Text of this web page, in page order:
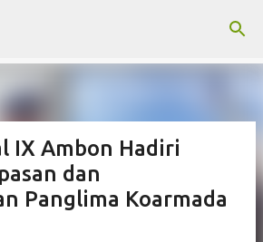
IX Ambon Hadiri
dan
Panglima Koarmada